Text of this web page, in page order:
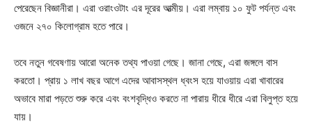
পেরেছেন বিজ্ঞানীরা। এরা ওরাংওটাং এর দূরের আত্মীয়। এরা লম্বায় ১০ ফুট পর্যন্ত এবং
ওজনে ২৭০ কিলোগ্রাম হতে পারে।
তবে নতুন গবেষণায় আরো অনেক তথ্য পাওয়া গেছে। জানা গেছে, এরা জঙ্গলে বাস
করতো। প্রায় ১ লাখ বছর আগে এদের আবাসস্থল ধ্বংস হয়ে যাওয়ায় এরা খাবারের
অভাবে মারা পড়তে শুরু করে এবং বংশবৃদ্ধিও করতে না পারায় ধীরে ধীরে এরা বিলুপ্ত হয়ে
যায়।